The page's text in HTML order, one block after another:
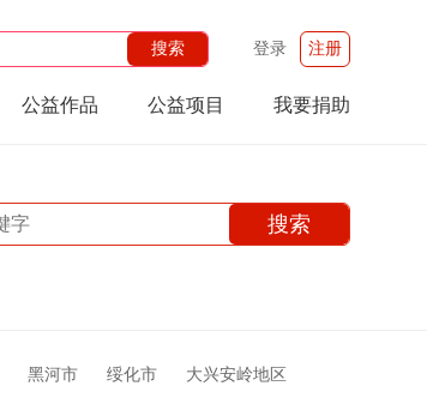
登录 注册
公益作品 公益项目 我要捐助
黑河市 绥化市 大兴安岭地区